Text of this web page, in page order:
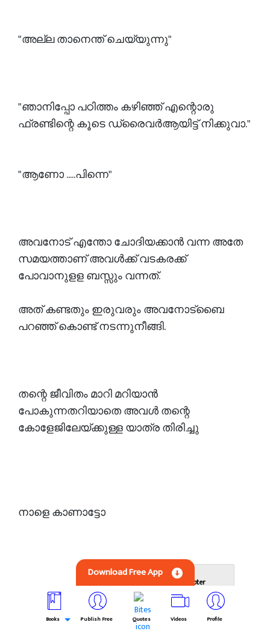
"അല്ല താനെന്ത് ചെയ്യുന്നു"
"ഞാനിപ്പോ പഠിത്തം കഴിഞ്ഞ് എന്റൊരു
ഫ്രണ്ടിന്റെ കൂടെ ഡ്രൈവർആയിട്ട് നിക്കുവാ."
"ആണോ .....പിന്നെ"
അവനോട് എന്തോ ചോദിയക്കാൻ വന്ന അതേ
സമയത്താണ് അവൾക്ക് വടകരക്ക്
പോവാനുളള ബസ്സും വന്നത്.
അത് കണ്ടതും ഇരുവരും അവനോട്‌ബൈ
പറഞ്ഞ് കൊണ്ട് നടന്നുനീങ്ങി.
തന്റെ ജീവിതം മാറി മറിയാൻ
പോകുന്നതറിയാതെ അവൾ തന്റെ
കോളേജിലേയ്ക്കുള്ള യാത്ര തിരിച്ചു
നാളെ കാണാട്ടോ
Next Chapter
നെഞ്ചോരം - 2
Download Free App
Books Publish Free Quotes Videos Profile